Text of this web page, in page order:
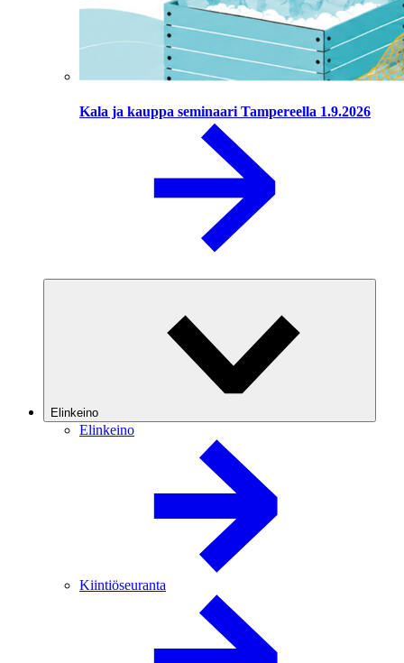
Kala ja kauppa seminaari Tampereella 1.9.2026
Elinkeino
Elinkeino
Kiintiöseuranta